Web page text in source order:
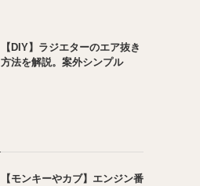
【DIY】ラジエターのエア抜き
方法を解説。案外シンプル
【モンキーやカブ】エンジン番